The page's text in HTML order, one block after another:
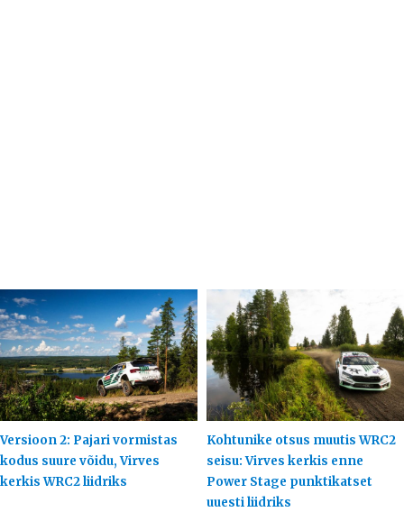
Versioon 2: Pajari vormistas
kodus suure võidu, Virves
kerkis WRC2 liidriks
Kohtunike otsus muutis WRC2
seisu: Virves kerkis enne
Power Stage punktikatset
uuesti liidriks